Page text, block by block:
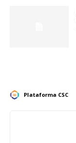
Plataforma CSC